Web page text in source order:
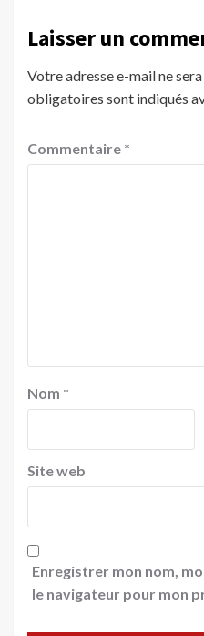
Laisser un
Votre adresse e-mail ne
obligatoires sont indiqués
Commentaire *
Nom *
Site web
Enregistrer mon nom,
le navigateur pour mon